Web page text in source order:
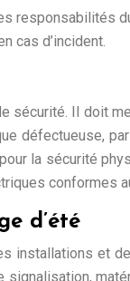
responsabilités
cas d’incident.
Il doit
défectueuse,
la sécurité
conformes
d’été
installations et